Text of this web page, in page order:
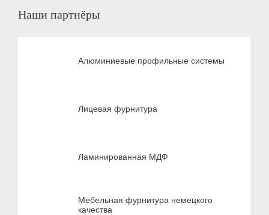
Наши партнёры
Алюминиевые профильные системы
Лицевая фурнитура
Ламинированная МДФ
Мебельная фурнитура немецкого
качества